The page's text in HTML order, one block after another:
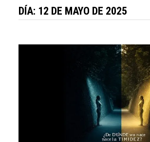
DÍA: 12 DE MAYO DE 2025